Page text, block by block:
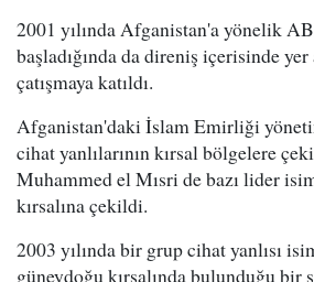
2001 yılında Afganistan'a yönelik
başladığında da direniş içerisinde
çatışmaya katıldı.
Afganistan'daki İslam Emirliği
cihat yanlılarının kırsal bölgelere
Muhammed el Mısri de bazı lider
kırsalına çekildi.
2003 yılında bir grup cihat yanlısı
güneydoğu kırsalında bulunduğu bir